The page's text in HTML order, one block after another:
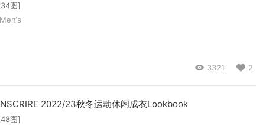
图]
3321 2
2022/23秋冬运动休闲成衣Lookbook
图]